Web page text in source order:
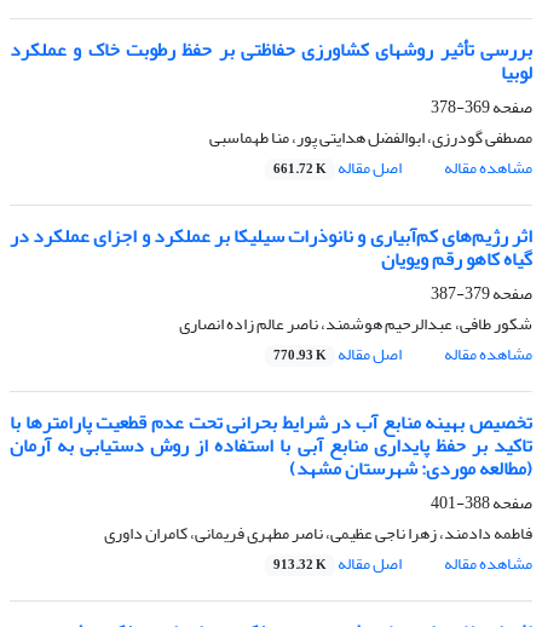
بررسی تأثیر روش‏های کشاورزی حفاظتی بر حفظ رطوبت خاک و عملکرد
لوبیا
صفحه369-378
مصطفی گودرزی، ابوالفضل هدایتی پور، منا طهماسبی
مشاهده مقاله
اصل مقاله 661.72 K
اثر رژیم‌های کم‌آبیاری و نانوذرات سیلیکا بر عملکرد و اجزای عملکرد در
گیاه کاهو رقم ویویان
صفحه379-387
شکور طافی، عبدالرحیم هوشمند، ناصر عالم زاده انصاری
مشاهده مقاله
اصل مقاله 770.93 K
تخصیص بهینه منابع آب در شرایط بحرانی تحت عدم قطعیت پارامترها با
تاکید بر حفظ پایداری منابع آبی با استفاده از روش دستیابی به آرمان
(مطالعه موردی: شهرستان مشهد)
صفحه388-401
فاطمه دادمند، زهرا ناجی عظیمی، ناصر مطهری فریمانی، کامران داوری
مشاهده مقاله
اصل مقاله 913.32 K